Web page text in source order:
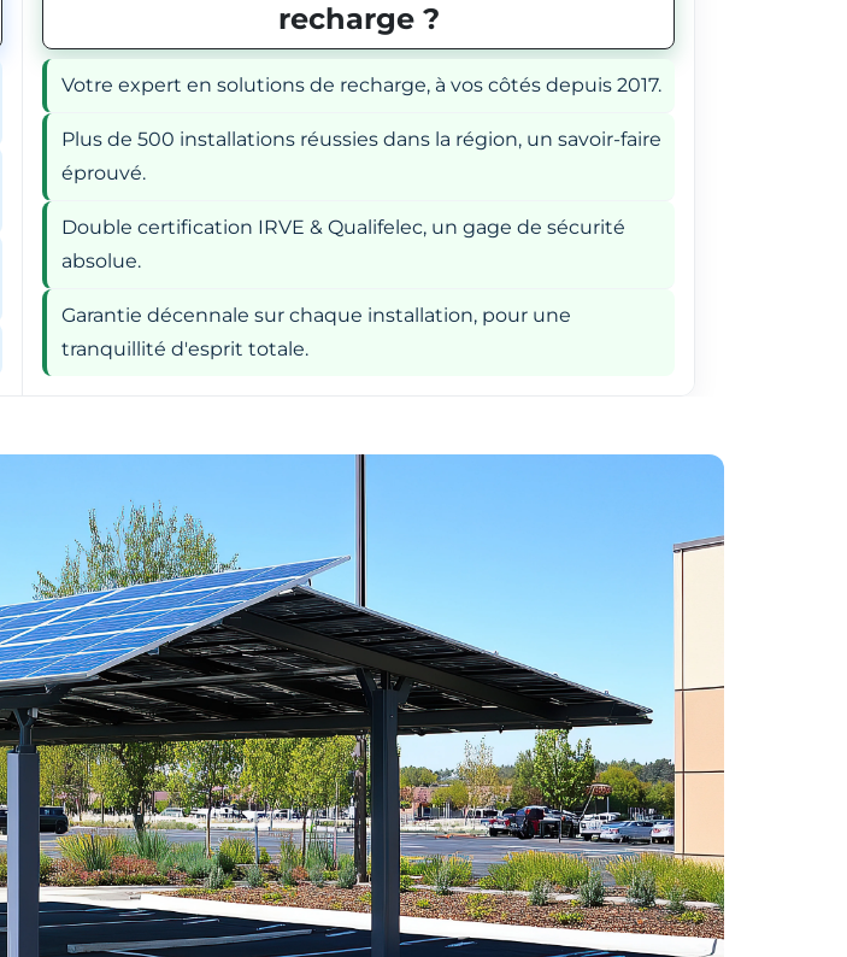
recharge ?
Votre expert en solutions de recharge, à vos côtés depuis 2017.
Plus de 500 installations réussies dans la région, un savoir-faire
éprouvé.
Double certification IRVE & Qualifelec, un gage de sécurité
absolue.
Garantie décennale sur chaque installation, pour une
tranquillité d'esprit totale.